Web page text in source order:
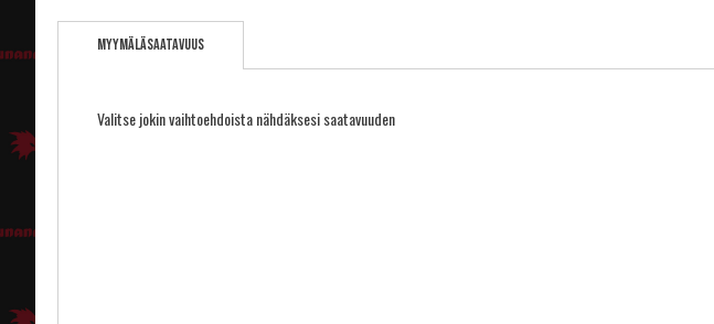
to
Myymäläsaatavuus
Valitse jokin vaihtoehdoista nähdäksesi saatavuuden